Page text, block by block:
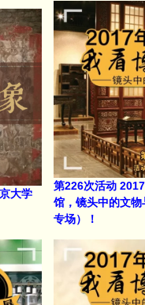
大学
第226次活动
馆，镜头中的文
专场）！